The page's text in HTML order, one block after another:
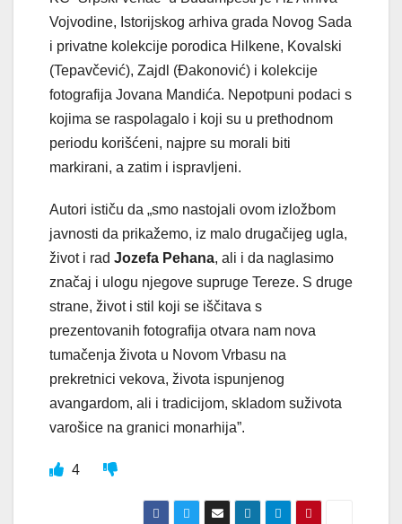
Vojvodine, Istorijskog arhiva grada Novog Sada
i privatne kolekcije porodica Hilkene, Kovalski
(Tepavčević), Zajdl (Đakonović) i kolekcije
fotografija Jovana Mandića. Nepotpuni podaci s
kojima se raspolagalo i koji su u prethodnom
periodu korišćeni, najpre su morali biti
markirani, a zatim i ispravljeni.
Autori ističu da „smo nastojali ovom izložbom
javnosti da prikažemo, iz malo drugačijeg ugla,
život i rad Jozefa Pehana, ali i da naglasimo
značaj i ulogu njegove supruge Tereze. S druge
strane, život i stil koji se iščitava s
prezentovanih fotografija otvara nam nova
tumačenja života u Novom Vrbasu na
prekretnici vekova, života ispunjenog
avangardom, ali i tradicijom, skladom suživota
varošice na granici monarhija”.
4